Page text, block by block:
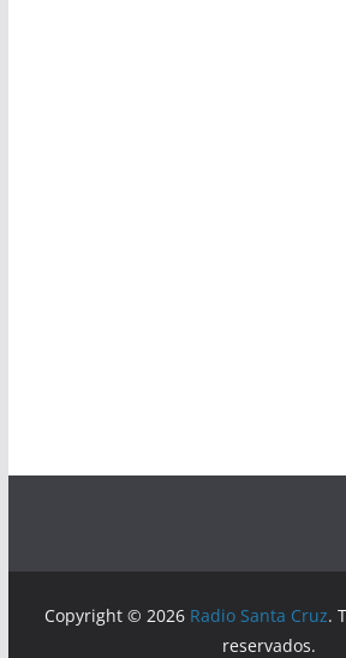
Copyright © 2026 Radio Santa Cruz.
reservados.